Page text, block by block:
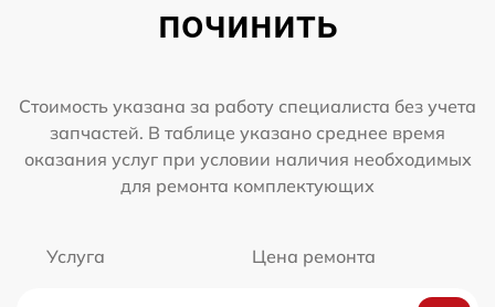
починить
Стоимость указана за работу специалиста без учета
запчастей. В таблице указано среднее время
оказания услуг при условии наличия необходимых
для ремонта комплектующих
Услуга Цена ремонта